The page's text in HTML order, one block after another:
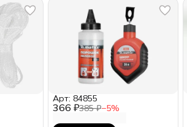
366 ₽385 ₽−5%
Арт: 84855